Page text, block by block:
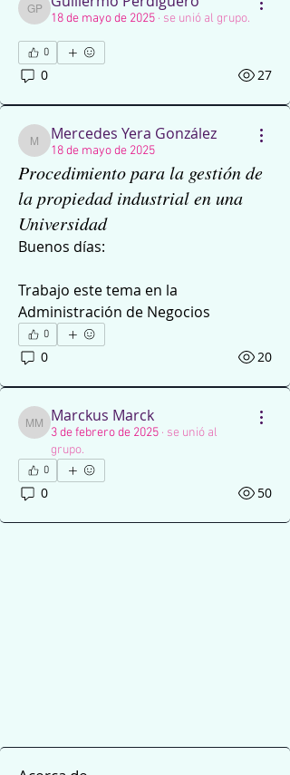
Guillermo Perdiguero
18 de mayo de 2025 · se unió al grupo.
0
0 27
Mercedes Yera González
Mercedes Yera González
18 de mayo de 2025
Procedimiento para la gestión de
la propiedad industrial en una
Universidad
Buenos días:
Trabajo este tema en la
Administración de Negocios
0
0 20
Marckus Marck
Marckus Marck
3 de febrero de 2025 · se unió al
grupo.
0
0 50